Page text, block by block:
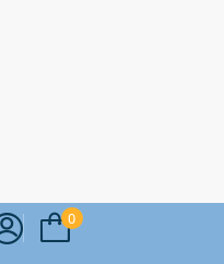
0